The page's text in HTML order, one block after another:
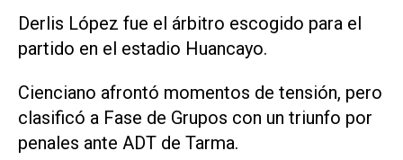
Derlis López fue el árbitro escogido para el
partido en el estadio Huancayo.
Cienciano afrontó momentos de tensión, pero
clasificó a Fase de Grupos con un triunfo por
penales ante ADT de Tarma.